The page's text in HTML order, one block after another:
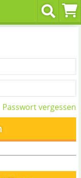
Passwort vergessen